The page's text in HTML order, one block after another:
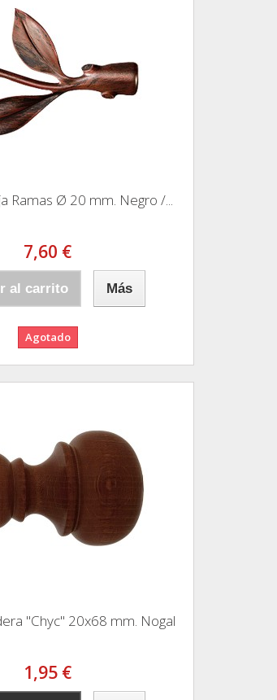
Ramas Ø 20 mm. Negro /...
7,60 €
al carrito Más
Agotado
"Chyc" 20x68 mm. Nogal
1,95 €